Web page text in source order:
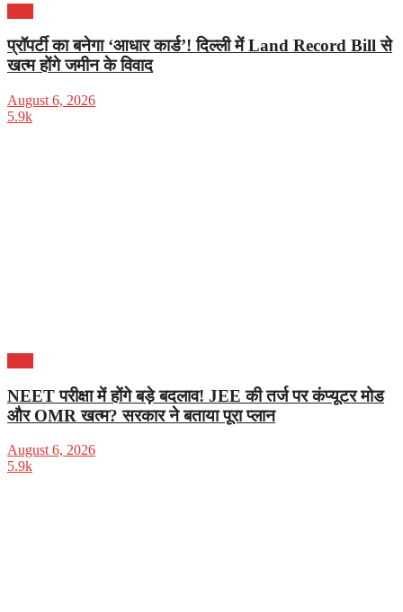
प्रॉपर्टी का बनेगा ‘आधार कार्ड’! दिल्ली में Land Record Bill से
खत्म होंगे जमीन के विवाद
August 6, 2026
5.9k
NEET परीक्षा में होंगे बड़े बदलाव! JEE की तर्ज पर कंप्यूटर मोड
और OMR खत्म? सरकार ने बताया पूरा प्लान
August 6, 2026
5.9k